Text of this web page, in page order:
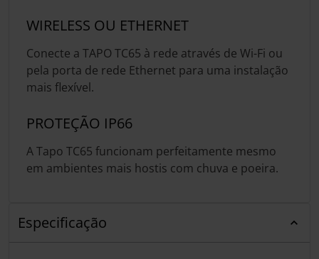
WIRELESS OU ETHERNET
Conecte a TAPO TC65 à rede através de Wi-Fi ou
pela porta de rede Ethernet para uma instalação
mais flexível.
PROTEÇÃO IP66
A Tapo TC65 funcionam perfeitamente mesmo
em ambientes mais hostis com chuva e poeira.
Especificação